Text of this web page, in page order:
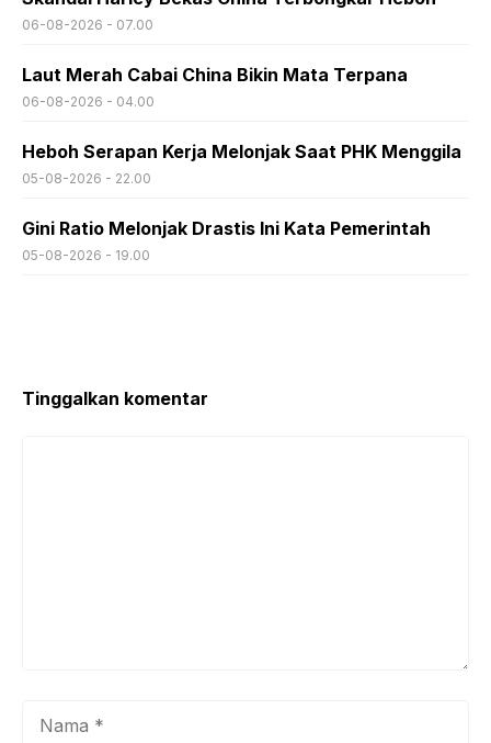
06-08-2026 - 07.00
Laut Merah Cabai China Bikin Mata Terpana
06-08-2026 - 04.00
Heboh Serapan Kerja Melonjak Saat PHK Menggila
05-08-2026 - 22.00
Gini Ratio Melonjak Drastis Ini Kata Pemerintah
05-08-2026 - 19.00
Tinggalkan komentar